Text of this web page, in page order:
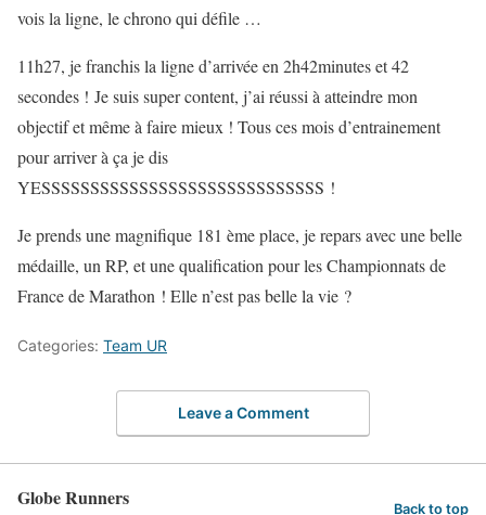
vois la ligne, le chrono qui défile …
11h27, je franchis la ligne d’arrivée en 2h42minutes et 42
secondes ! Je suis super content, j’ai réussi à atteindre mon
objectif et même à faire mieux ! Tous ces mois d’entrainement
pour arriver à ça je dis
YESSSSSSSSSSSSSSSSSSSSSSSSSSSSS !
Je prends une magnifique 181 ème place, je repars avec une belle
médaille, un RP, et une qualification pour les Championnats de
France de Marathon ! Elle n’est pas belle la vie ?
Categories: Team UR
Leave a Comment
Globe Runners Back to top